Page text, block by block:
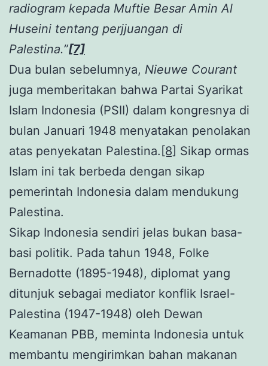
radiogram kepada Muftie Besar Amin Al
Huseini tentang perjjuangan di
Palestina.”[7]
Dua bulan sebelumnya, Nieuwe Courant
juga memberitakan bahwa Partai Syarikat
Islam Indonesia (PSII) dalam kongresnya di
bulan Januari 1948 menyatakan penolakan
atas penyekatan Palestina. [8] Sikap ormas
Islam ini tak berbeda dengan sikap
pemerintah Indonesia dalam mendukung
Palestina.
Sikap Indonesia sendiri jelas bukan basa-
basi politik. Pada tahun 1948, Folke
Bernadotte (1895-1948), diplomat yang
ditunjuk sebagai mediator konflik Israel-
Palestina (1947-1948) oleh Dewan
Keamanan PBB, meminta Indonesia untuk
membantu mengirimkan bahan makanan